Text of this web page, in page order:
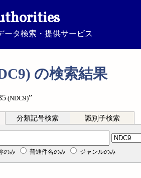
ータ検索・提供サービス
の検索結果
(NDC9)”
分類記号検索 識別子検索
のみ 普通件名のみ ジャンルのみ